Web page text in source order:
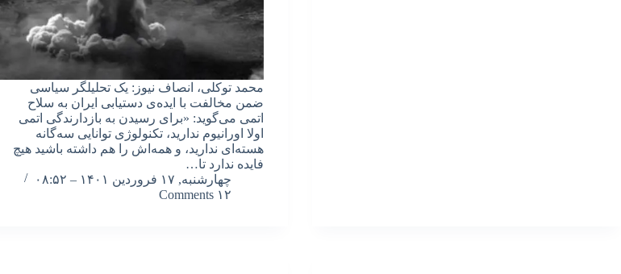
محمد توکلی، انصاف نیوز: یک تحلیلگر سیاسی
ضمن مخالفت با ایده‌ی دستیابی ایران به سلاح
اتمی می‌گوید: «برای رسیدن به بازدارندگی اتمی
اولا اورانیوم ندارید، تکنولوژی توانایی سه‌گانه
هسته‌ای ندارید، و همه‌اش را هم داشته باشید هیچ
فایده ندارد تا…
چهارشنبه, ۱۷ فروردین ۱۴۰۱ – ۰۸:۵۲
۱۲ Comments